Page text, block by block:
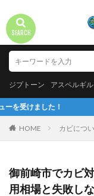
ジプトーン アスペルギ
HOME カビにつ
御前崎市でカビ
用相場と失敗し